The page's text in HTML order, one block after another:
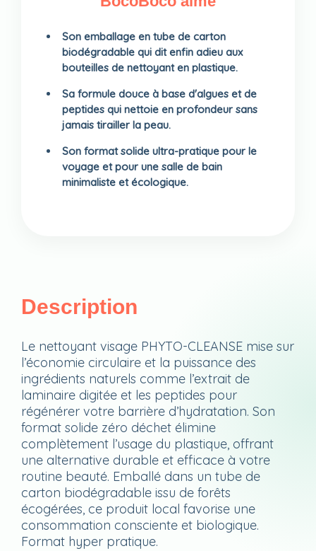
Description
Le nettoyant visage PHYTO-CLEANSE mise sur
l’économie circulaire et la puissance des
ingrédients naturels comme l’extrait de
laminaire digitée et les peptides pour
régénérer votre barrière d’hydratation. Son
format solide zéro déchet élimine
complètement l’usage du plastique, offrant
une alternative durable et efficace à votre
routine beauté. Emballé dans un tube de
carton biodégradable issu de forêts
écogérées, ce produit local favorise une
consommation consciente et biologique.
Format hyper pratique.
Son emballage en tube de carton
biodégradable qui dit enfin adieu aux
bouteilles de nettoyant en plastique.
Sa formule douce à base d'algues et de
peptides qui nettoie en profondeur sans
jamais tirailler la peau.
Son format solide ultra-pratique pour le
voyage et pour une salle de bain
minimaliste et écologique.